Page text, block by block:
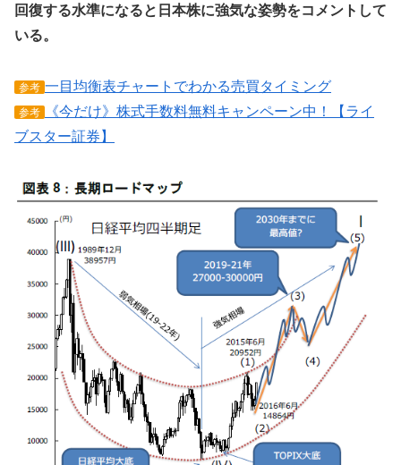
回復する水準になると日本株に強気な姿勢をコメントして
いる。
参考 一目均衡表チャートでわかる売買タイミング
参考
《今だけ》株式手数料無料キャンペーン中！【ライ
ブスター証券】